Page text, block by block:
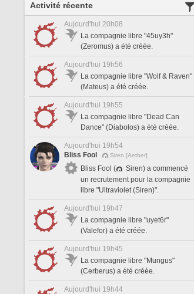
Activité récente
Aujourd'hui 20h08
La compagnie libre "45uy3h"
(Zeromus) a été créée.
Aujourd'hui 19h56
La compagnie libre "Wolf & Raven"
(Mateus) a été créée.
Aujourd'hui 19h55
La compagnie libre "Dead Can
Dance" (Diabolos) a été créée.
Aujourd'hui 19h54
Bliss Fool
Siren [Aether]
Bliss Fool (
Siren) a commencé
un recrutement pour la compagnie
libre "Ultraviolet (Siren)".
Aujourd'hui 19h47
La compagnie libre "uyet6r"
(Valefor) a été créée.
Aujourd'hui 19h45
La compagnie libre "Mungus"
(Cerberus) a été créée.
Aujourd'hui 19h44